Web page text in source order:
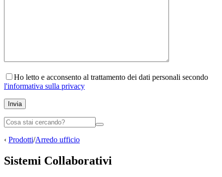
Ho letto e acconsento al trattamento dei dati personali secondo
l'informativa sulla privacy
Invia
‹ Prodotti/Arredo ufficio
Sistemi Collaborativi